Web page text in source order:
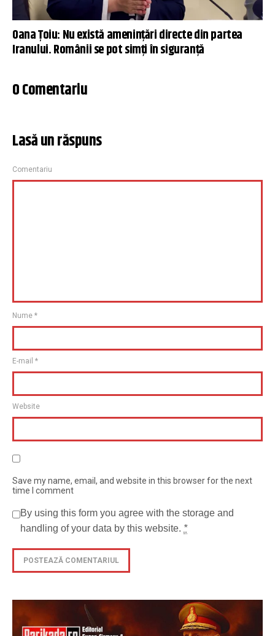
Oana Țoiu: Nu există amenințări directe din partea
Iranului. Românii se pot simți în siguranță
0 Comentariu
Lasă un răspuns
Comentariu
Nume *
E-mail *
Website
Save my name, email, and website in this browser for the next
time I comment
By using this form you agree with the storage and
handling of your data by this website. *